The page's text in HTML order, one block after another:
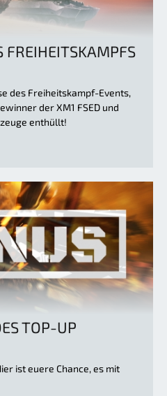
FREIHEITSKAMPFS
des Freiheitskampf-Events,
der XM1 FSED und
enthüllt!
TOP-UP
ist euere Chance, es mit